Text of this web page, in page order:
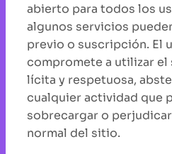
abierto para todos los
algunos servicios
previo o suscripción. El
compromete a utilizar el
lícita y respetuosa,
cualquier actividad que
sobrecargar o
normal del sitio.